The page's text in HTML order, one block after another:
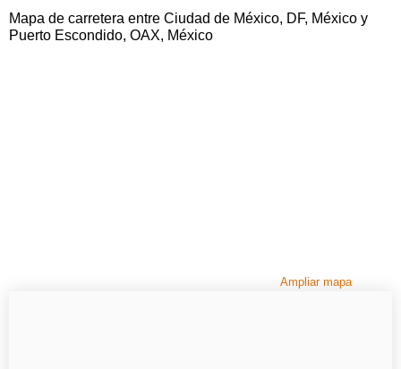
Mapa de carretera entre Ciudad de México, DF, México y
Puerto Escondido, OAX, México
Ampliar mapa